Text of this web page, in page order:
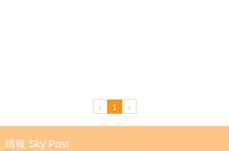
« 1 »
晴報 Sky Post